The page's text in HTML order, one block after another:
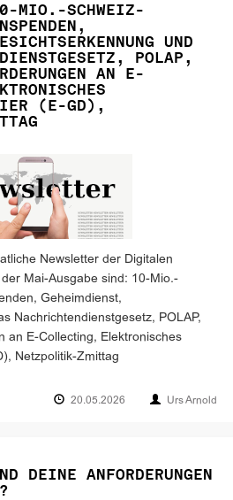
MIO.-SCHWEIZ-
UND
POLAP,
AN E-
(E-GD),
Newsletter der Digitalen
Mai-Ausgabe sind: 10-Mio.-
Geheimdienst,
Nachrichtendienstgesetz, POLAP,
an E-Collecting, Elektronisches
Netzpolitik-Zmittag
20.05.2026 Urs Arnold
DEINE ANFORDERUNGEN